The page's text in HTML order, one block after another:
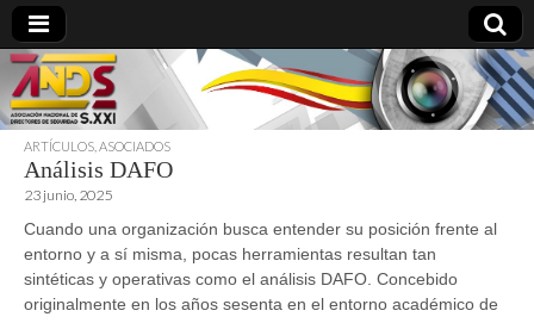
directoresdeseguridad.es
ARTÍCULOS ASOCIADOS
Análisis DAFO
23 junio, 2025
Cuando una organización busca entender su posición frente al
entorno y a sí misma, pocas herramientas resultan tan
sintéticas y operativas como el análisis DAFO. Concebido
originalmente en los años sesenta en el entorno académico de